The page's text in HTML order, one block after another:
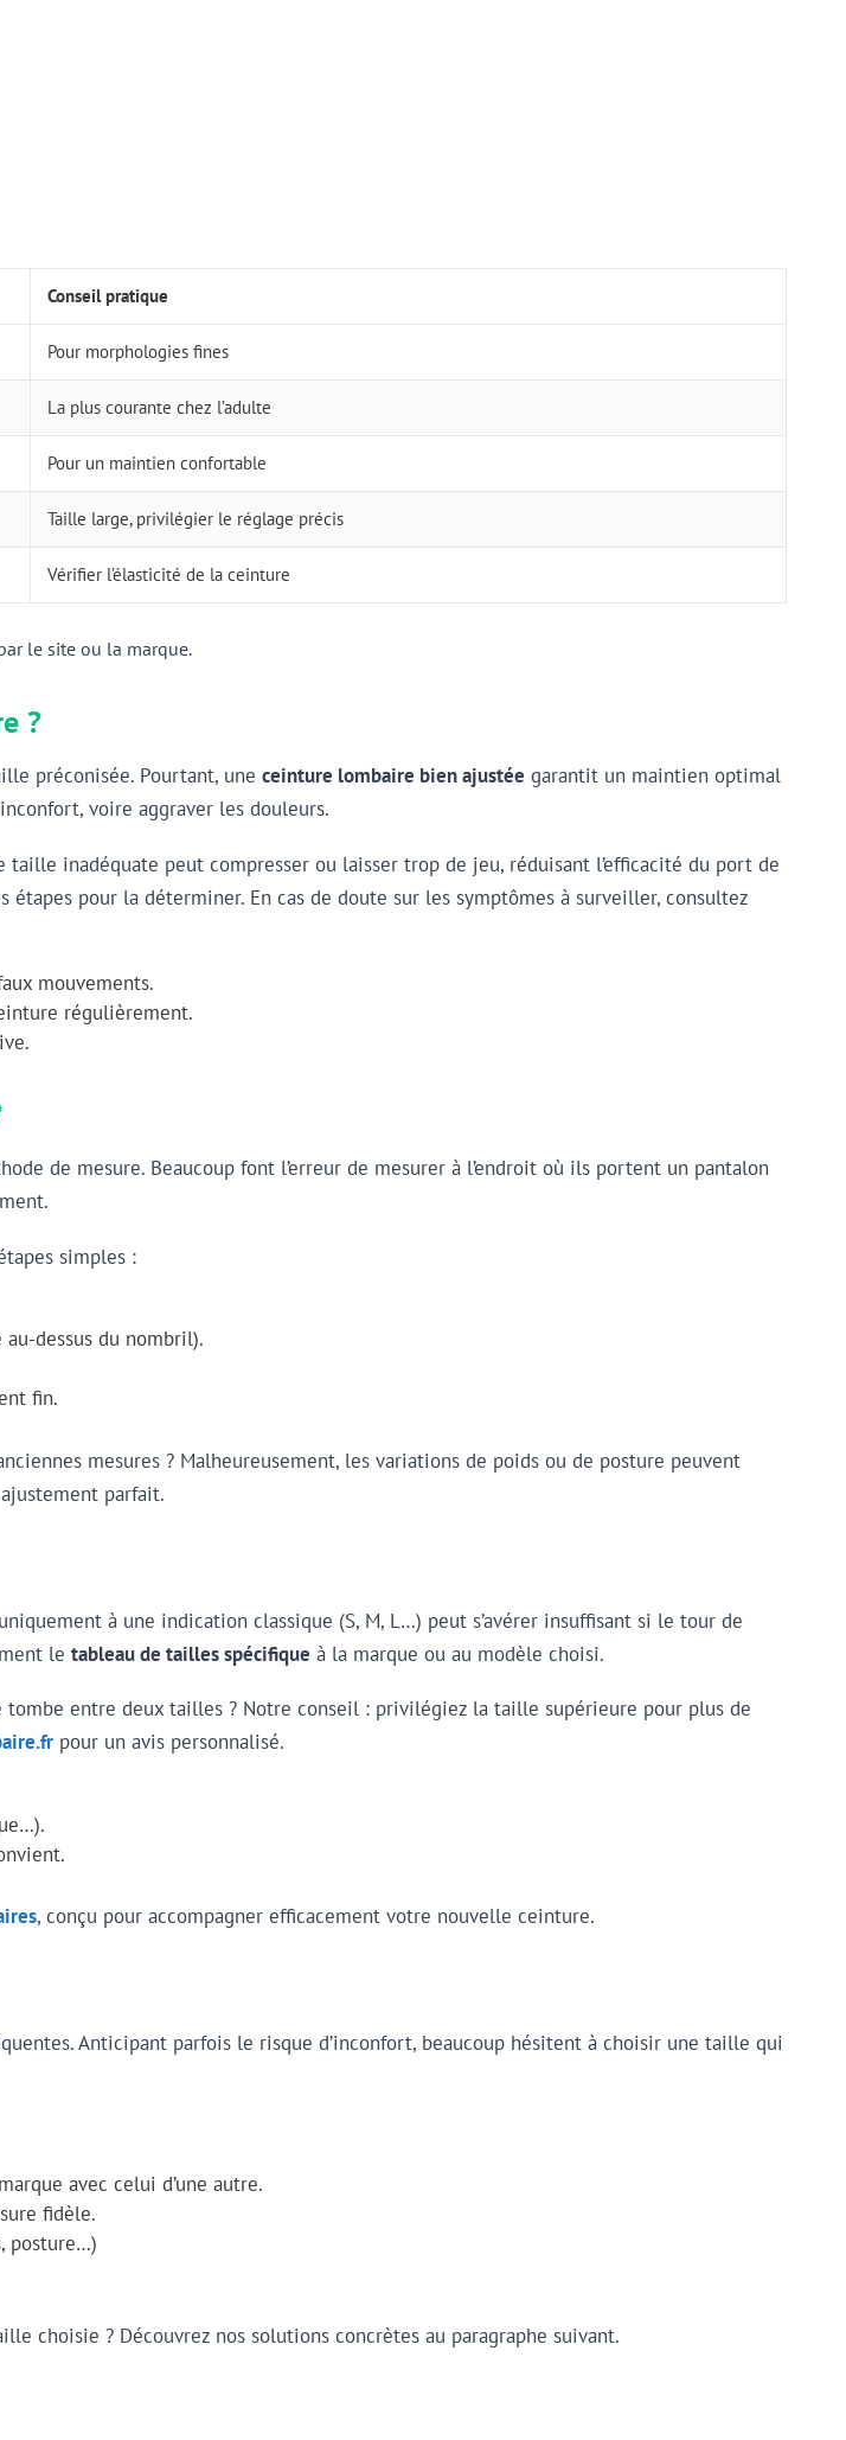
Conseil pratique
Pour morphologies fines
La plus courante chez l’adulte
Pour un maintien confortable
Taille large, privilégier le réglage précis
Vérifier l’élasticité de la ceinture
le site ou la marque.
?
préconisée. Pourtant, une ceinture lombaire bien ajustée garantit un maintien optimal
voire aggraver les douleurs.
inadéquate peut compresser ou laisser trop de jeu, réduisant l’efficacité du port de
pour la déterminer. En cas de doute sur les symptômes à surveiller, consultez
mouvements.
régulièrement.
de mesure. Beaucoup font l’erreur de mesurer à l’endroit où ils portent un pantalon
simples :
dessus du nombril).
fin.
mesures ? Malheureusement, les variations de poids ou de posture peuvent
parfait.
à une indication classique (S, M, L…) peut s’avérer insuffisant si le tour de
le tableau de tailles spécifique à la marque ou au modèle choisi.
entre deux tailles ? Notre conseil : privilégiez la taille supérieure pour plus de
pour un avis personnalisé.
, conçu pour accompagner efficacement votre nouvelle ceinture.
Anticipant parfois le risque d’inconfort, beaucoup hésitent à choisir une taille qui
avec celui d’une autre.
fidèle.
posture…)
choisie ? Découvrez nos solutions concrètes au paragraphe suivant.